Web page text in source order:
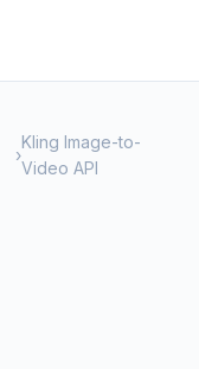
›
Kling Image-to-
Video API